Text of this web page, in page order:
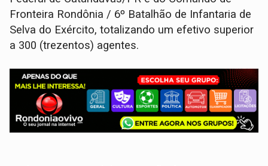
Fronteira Rondônia / 6º Batalhão de Infantaria de
Selva do Exército, totalizando um efetivo superior
a 300 (trezentos) agentes.